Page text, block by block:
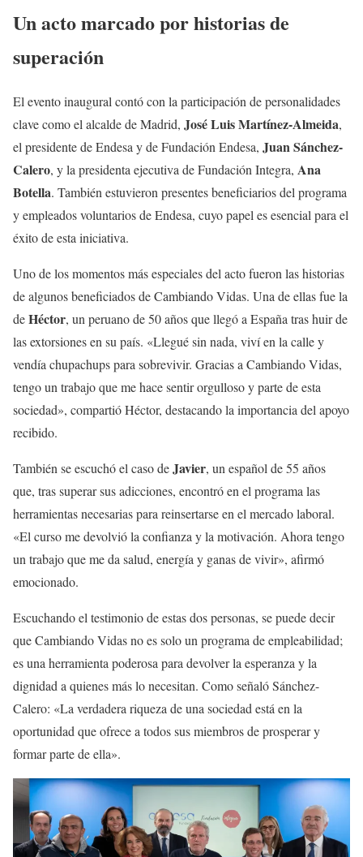
Un acto marcado por historias de
superación
El evento inaugural contó con la participación de personalidades
clave como el alcalde de Madrid, José Luis Martínez-Almeida,
el presidente de Endesa y de Fundación Endesa, Juan Sánchez-
Calero, y la presidenta ejecutiva de Fundación Integra, Ana
Botella. También estuvieron presentes beneficiarios del programa
y empleados voluntarios de Endesa, cuyo papel es esencial para el
éxito de esta iniciativa.
Uno de los momentos más especiales del acto fueron las historias
de algunos beneficiados de Cambiando Vidas. Una de ellas fue la
deHéctor, un peruano de 50 años que llegó a España tras huir de
las extorsiones en su país. «Llegué sin nada, viví en la calle y
vendía chupachups para sobrevivir. Gracias a Cambiando Vidas,
tengo un trabajo que me hace sentir orgulloso y parte de esta
sociedad», compartió Héctor, destacando la importancia del apoyo
recibido.
También se escuchó el caso deJavier, un español de 55 años
que, tras superar sus adicciones, encontró en el programa las
herramientas necesarias para reinsertarse en el mercado laboral.
«El curso me devolvió la confianza y la motivación. Ahora tengo
un trabajo que me da salud, energía y ganas de vivir», afirmó
emocionado.
Escuchando el testimonio de estas dos personas, se puede decir
que Cambiando Vidas no es solo un programa de empleabilidad;
es una herramienta poderosa para devolver la esperanza y la
dignidad a quienes más lo necesitan. Como señaló Sánchez-
Calero: «La verdadera riqueza de una sociedad está en la
oportunidad que ofrece a todos sus miembros de prosperar y
formar parte de ella».